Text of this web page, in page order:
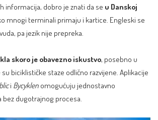
informacija, dobro je znati da se u Danskoj
mnogi terminali primaju i kartice. Engleski se
pa jezik nije prepreka.
skoro je obavezno iskustvo, posebno u
biciklističke staze odlično razvijene. Aplikacije
i Bycyklen omogućuju jednostavno
bez dugotrajnog procesa.